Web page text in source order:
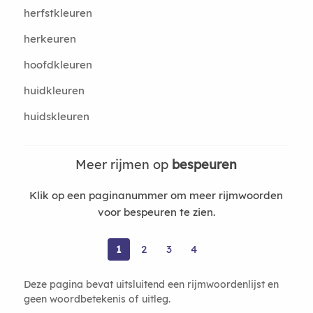
herfstkleuren
herkeuren
hoofdkleuren
huidkleuren
huidskleuren
Meer rijmen op bespeuren
Klik op een paginanummer om meer rijmwoorden
voor bespeuren te zien.
1 2 3 4
Deze pagina bevat uitsluitend een rijmwoordenlijst en
geen woordbetekenis of uitleg.